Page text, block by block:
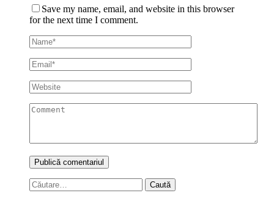
Save my name, email, and website in this browser
for the next time I comment.
Caută
după: